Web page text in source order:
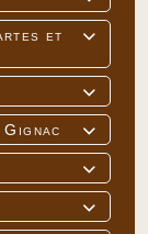

et



